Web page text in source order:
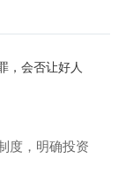
，会否让好人
度，明确投资